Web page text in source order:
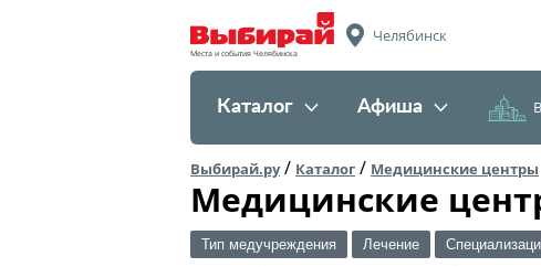
Места и события Челябинска
Челябинск
Каталог Афиша
Выбирай.ру/ Каталог / Медицинские центры
Медицинские
Тип медучреждения Лечение